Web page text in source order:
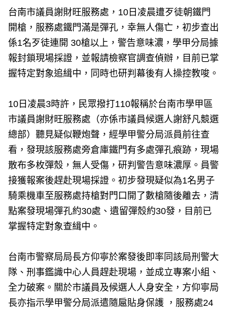
台南市議員謝財旺服務處，10日凌晨遭歹徒朝鐵門
開槍，服務處鐵門滿是彈孔，幸無人傷亡，初步查出
係1名歹徒連開 30槍以上，警告意味濃，學甲分局據
報封鎖現場採證，並報請檢察官調查偵辦，目前已掌
握特定對象追緝中，同時也研判幕後有人操控教唆。
10日凌晨3時許，民眾撥打110報稱於台南市學甲區
市議員謝財旺服務處（亦係市議員候選人謝舒凡競選
總部）聽見疑似鞭炮聲，經學甲警分局派員前往查
看，發現該服務處旁倉庫鐵門有多處彈孔痕跡，現場
散布多枚彈殼，無人受傷，研判警告意味濃厚。員警
接獲報案後趕赴現場採證。初步發現疑似為1名男子
騎乘機車至服務處持槍對門口開了數槍隨後離去，清
點案發現場彈孔約30處、遺留彈殼約30發，目前已
掌握特定對象查緝中。
台南市警察局局長方仰寧於案發後即率同該局刑警大
隊、刑事鑑識中心人員趕赴現場，並成立專案小組、
全力破案。關於市議員及候選人人身安全，方仰寧局
長亦指示學甲警分局派遣隨扈貼身保護 ，服務處24